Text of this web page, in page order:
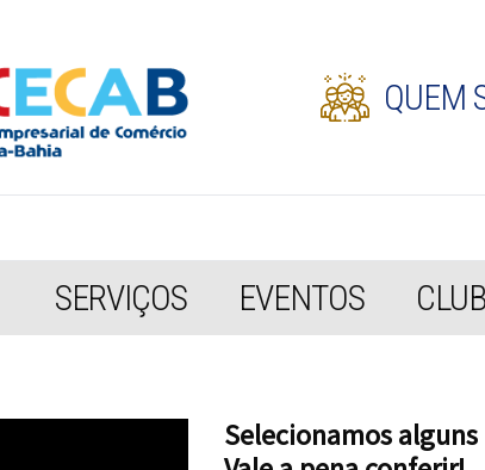
QUEM
SERVIÇOS EVENTOS
Selecionamos alguns